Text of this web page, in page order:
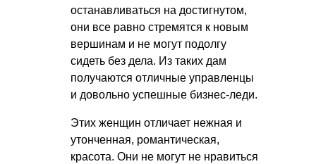
останавливаться на достигнутом,
они все равно стремятся к новым
вершинам и не могут подолгу
сидеть без дела. Из таких дам
получаются отличные управленцы
и довольно успешные бизнес-леди.
Этих женщин отличает нежная и
утонченная, романтическая,
красота. Они не могут не нравиться